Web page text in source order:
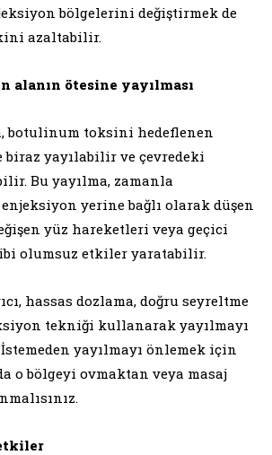
bölgelerini değiştirmek de
azaltabilir.
alanın ötesine yayılması
botulinum toksini hedeflenen
yayılabilir ve çevredeki
Bu yayılma, zamanla
yerine bağlı olarak düşen
yüz hareketleri veya geçici
olumsuz etkiler yaratabilir.
hassas dozlama, doğru seyreltme
tekniği kullanarak yayılmayı
yayılmayı önlemek için
o bölgeyi ovmaktan veya masaj